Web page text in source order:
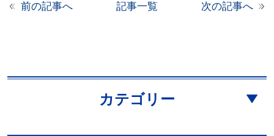
前の記事へ 記事一覧 次の記事へ
カテゴリー